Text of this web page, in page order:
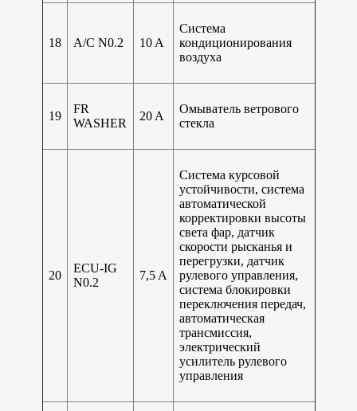
18 A/C N0.2 10 A
Система
кондиционирования
воздуха
19
FR
WASHER
20 A
Омыватель ветрового
стекла
20
ECU-IG
N0.2
7,5 A
Система курсовой
устойчивости, система
автоматической
корректировки высоты
света фар, датчик
скорости рысканья и
перегрузки, датчик
рулевого управления,
система блокировки
переключения передач,
автоматическая
трансмиссия,
электрический
усилитель рулевого
управления